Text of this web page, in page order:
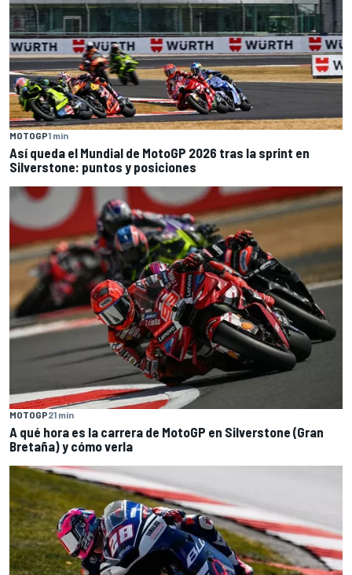
MOTOGP1 min
Así queda el Mundial de MotoGP 2026 tras la sprint en
Silverstone: puntos y posiciones
MOTOGP21 min
A qué hora es la carrera de MotoGP en Silverstone (Gran
Bretaña) y cómo verla